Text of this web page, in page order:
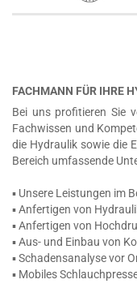
FACHMANN FÜR IHRE
Bei uns profitieren Sie
Fachwissen und
die Hydraulik sowie die
Bereich umfassende
▪ Unsere Leistungen im
▪ Anfertigen von
▪ Anfertigen von
▪ Aus- und Einbau von
▪ Schadensanalyse vor
▪ Mobiles